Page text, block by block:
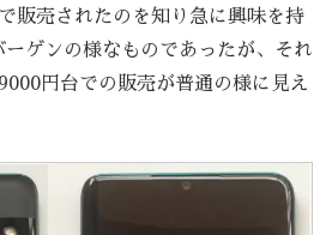
販売されたのを知り急に興味を持
ーゲンの様なものであったが、それ
円台での販売が普通の様に見え